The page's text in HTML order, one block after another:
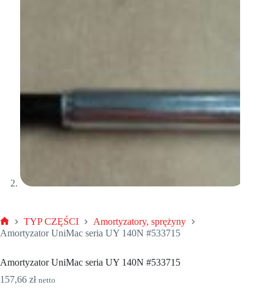
Strona
TYP CZĘŚCI
Amortyzatory, sprężyny
Amortyzator UniMac seria UY 140N #533715
Amortyzator UniMac seria UY 140N #533715
157,66 zł netto